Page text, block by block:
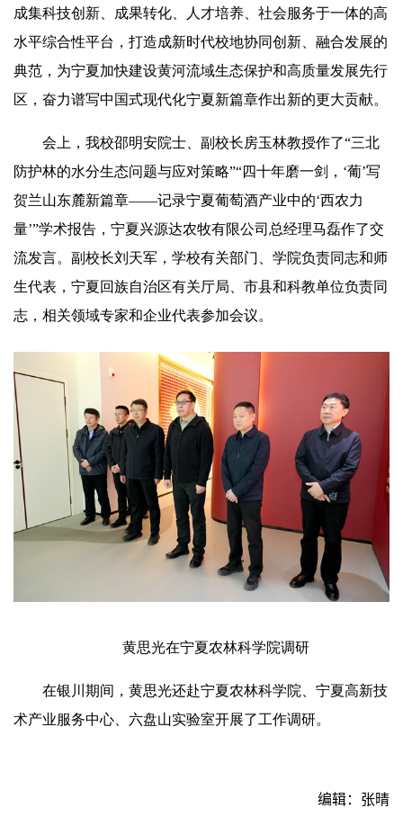
成集科技创新、成果转化、人才培养、社会服务于一体的高
水平综合性平台，打造成新时代校地协同创新、融合发展的
典范，为宁夏加快建设黄河流域生态保护和高质量发展先行
区，奋力谱写中国式现代化宁夏新篇章作出新的更大贡献。
会上，我校邵明安院士、副校长房玉林教授作了“三北
防护林的水分生态问题与应对策略”“四十年磨一剑，‘葡’写
贺兰山东麓新篇章——记录宁夏葡萄酒产业中的‘西农力
量’”学术报告，宁夏兴源达农牧有限公司总经理马磊作了交
流发言。副校长刘天军，学校有关部门、学院负责同志和师
生代表，宁夏回族自治区有关厅局、市县和科教单位负责同
志，相关领域专家和企业代表参加会议。
黄思光在宁夏农林科学院调研
在银川期间，黄思光还赴宁夏农林科学院、宁夏高新技
术产业服务中心、六盘山实验室开展了工作调研。
编辑：张晴